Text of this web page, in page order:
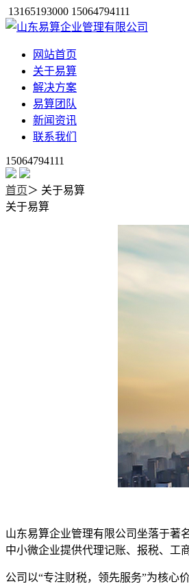
13165193000 15064794111
网站首页
关于易算
解决方案
易算团队
新闻资讯
联系我们
15064794111
首页＞ 关于易算
关于易算
山东易算企业管理有限公司坐落于
中小微企业提供代理记账、报税、工
公司以“专注财税，领先服务”为核心